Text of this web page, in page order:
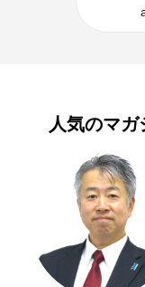
人気のマガ